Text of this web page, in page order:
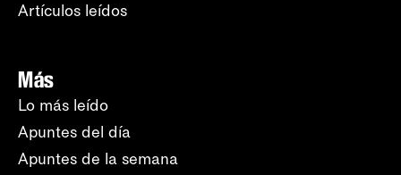
Artículos leídos
Más
Lo más leído
Apuntes del día
Apuntes de la semana